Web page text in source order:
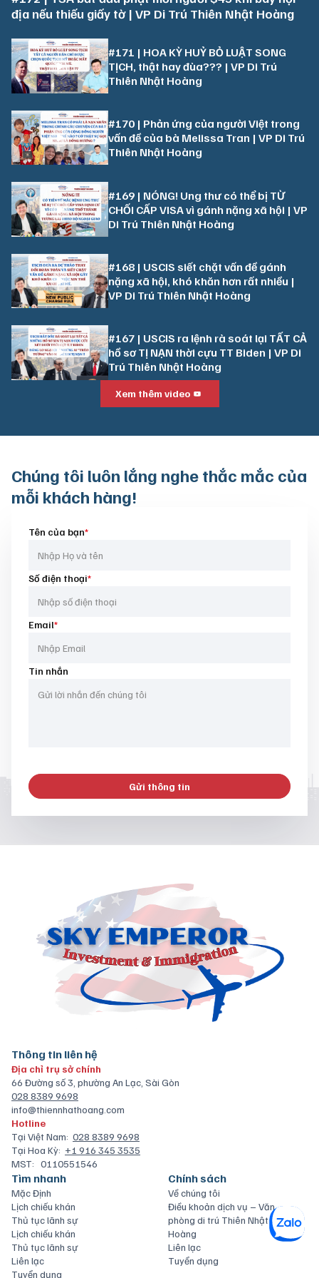
Xem thêm video
địa nếu thiếu giấy tờ | VP Di Trú Thiên Nhật Hoàng
#171 | HOA KỲ HUỶ BỎ LUẬT SONG
TỊCH, thật hay đùa??? | VP Di Trú
Thiên Nhật Hoàng
#170 | Phản ứng của người Việt trong
vấn đề của bà Melissa Tran | VP Di Trú
Thiên Nhật Hoàng
#169 | NÓNG! Ung thư có thể bị TỪ
CHỐI CẤP VISA vì gánh nặng xã hội | VP
Di Trú Thiên Nhật Hoàng
#168 | USCIS siết chặt vấn đề gánh
nặng xã hội, khó khăn hơn rất nhiều |
VP Di Trú Thiên Nhật Hoàng
#167 | USCIS ra lệnh rà soát lại TẤT CẢ
hồ sơ TỊ NẠN thời cựu TT Biden | VP Di
Trú Thiên Nhật Hoàng
Chúng tôi luôn lắng nghe thắc mắc của
mỗi khách hàng!
Tên của bạn*
Số điện thoại*
Email*
Tin nhắn
Gửi thông tin
Thông tin liên hệ
Địa chỉ trụ sở chính
66 Đường số 3, phường An Lạc, Sài Gòn
028 8389 9698
info@thiennhathoang.com
Hotline
Tại Việt Nam: 028 8389 9698
Tại Hoa Kỳ: +1 916 345 3535
MST: 0110551546
Tìm nhanh
Mặc Định
Lịch chiếu khán
Thủ tục lãnh sự
Lịch chiếu khán
Thủ tục lãnh sự
Liên lạc
Tuyển dụng
Chính sách
Về chúng tôi
Điều khoản dịch vụ – Văn
phòng di trú Thiên Nhật
Hoàng
Liên lạc
Tuyển dụng